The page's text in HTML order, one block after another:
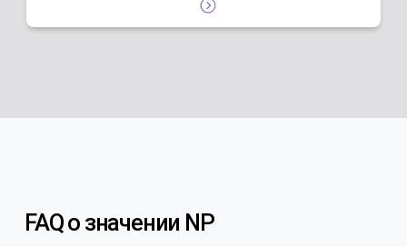
FAQ о значении NP